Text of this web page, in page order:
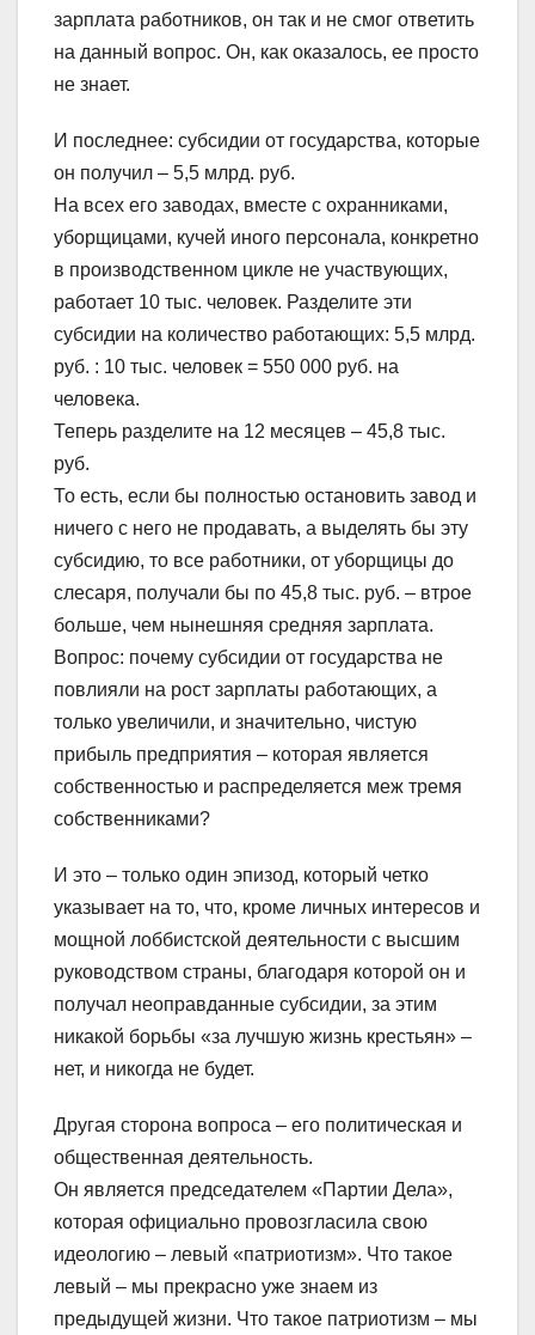
зарплата работников, он так и не смог ответить
на данный вопрос. Он, как оказалось, ее просто
не знает.
И последнее: субсидии от государства, которые
он получил – 5,5 млрд. руб.
На всех его заводах, вместе с охранниками,
уборщицами, кучей иного персонала, конкретно
в производственном цикле не участвующих,
работает 10 тыс. человек. Разделите эти
субсидии на количество работающих: 5,5 млрд.
руб. : 10 тыс. человек = 550 000 руб. на
человека.
Теперь разделите на 12 месяцев – 45,8 тыс.
руб.
То есть, если бы полностью остановить завод и
ничего с него не продавать, а выделять бы эту
субсидию, то все работники, от уборщицы до
слесаря, получали бы по 45,8 тыс. руб. – втрое
больше, чем нынешняя средняя зарплата.
Вопрос: почему субсидии от государства не
повлияли на рост зарплаты работающих, а
только увеличили, и значительно, чистую
прибыль предприятия – которая является
собственностью и распределяется меж тремя
собственниками?
И это – только один эпизод, который четко
указывает на то, что, кроме личных интересов и
мощной лоббистской деятельности с высшим
руководством страны, благодаря которой он и
получал неоправданные субсидии, за этим
никакой борьбы «за лучшую жизнь крестьян» –
нет, и никогда не будет.
Другая сторона вопроса – его политическая и
общественная деятельность.
Он является председателем «Партии Дела»,
которая официально провозгласила свою
идеологию – левый «патриотизм». Что такое
левый – мы прекрасно уже знаем из
предыдущей жизни. Что такое патриотизм – мы